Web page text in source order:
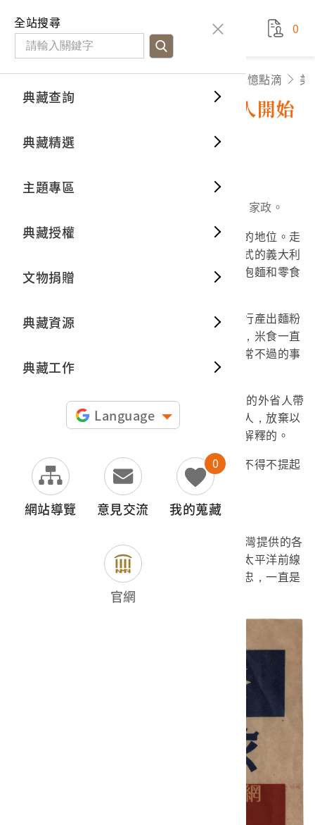
0
主題專區 藏品故事百寶箱 日常記憶點滴 美
美援除了送麵粉，還讓臺灣人開始
養成麵食文化
關鍵字：麵食、冷戰、農復會、文化交流、家政。
麵食已經在臺灣人的日常生活中占有重要的地位。走
進美食商場，不難發現琳琅滿目的麵點，從西式的義大利
麵、蛋糕，再到中式的蔥油餅、月餅，甚至是泡麵和零食
餅乾，麵粉製品充斥著你我的生活。
不過臺灣人開始大量接觸到麵點，甚至自行產出麵粉
並不是太古早的事情。清代漢人大量移民臺灣，米食一直
是臺灣人餐桌上主食。早餐來碗稀飯配菜是正常不過的事
情。
或許有人會問，那會不會是1950年代北方的外省人帶
來的麵點文化？但要讓以米為主食的多數臺灣人，放棄以
米為主食，恐怕不僅僅是外省文化的影響可以解釋的。
所以臺灣人為何開始大量食用麵食？這就不得不提起
美援了。
美國對臺的經濟援助
美援指的是，從1950~1965年間美國對臺灣提供的各
項援助措施。透過穩定臺灣經濟局勢，穩住西太平洋前線
的反共堡壘。用經濟和金援換取其他國家的效忠，一直是
美國在冷戰時代重要的方式。
全站搜尋
典藏查詢
典藏精選
主題專區
典藏授權
文物捐贈
典藏資源
典藏工作
Language
網站導覽 意見交流 我的蒐藏
0
官網
分類瀏
重要古
熱門藏
看得見
時間篇
操作指
常見問
我要捐
3D數位
典藏制
典藏空
典藏專
典藏出